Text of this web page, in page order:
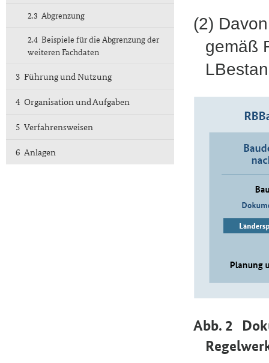
2.3 Abgrenzung
2.4 Beispiele für die Abgrenzung der
weiteren Fachdaten
3 Führung und Nutzung
4 Organisation und Aufgaben
5 Verfahrensweisen
6 Anlagen
(2)
gemäß
Abb. 2